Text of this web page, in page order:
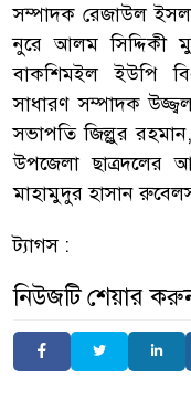
সম্পাদক রেজাউল
নুরে আলম সিদ্দিকী
বাকশিমইল ইউপি
সাধারণ সম্পাদক
সভাপতি জিল্লুর
উপজেলা ছাত্রদলের
মাহামুদুর হাসান
ট্যাগস :
নিউজটি শেয়ার